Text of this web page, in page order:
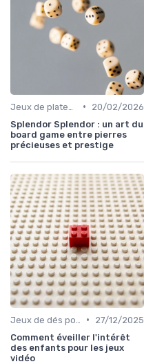
•
20/02/2026
Splendor Splendor : un art du
board game entre pierres
précieuses et prestige
•
27/12/2025
Comment éveiller l'intérêt
des enfants pour les jeux
vidéo